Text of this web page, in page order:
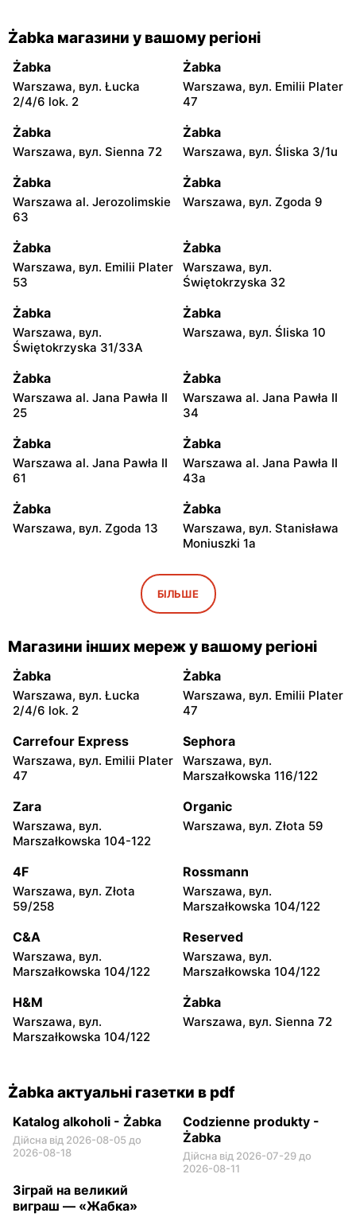
Żabka магазини у вашому регіоні
Żabka
Warszawa, вул. Łucka
2/4/6 lok. 2
Żabka
Warszawa, вул. Emilii Plater
47
Żabka
Warszawa, вул. Sienna 72
Żabka
Warszawa, вул. Śliska 3/1u
Żabka
Warszawa al. Jerozolimskie
63
Żabka
Warszawa, вул. Zgoda 9
Żabka
Warszawa, вул. Emilii Plater
53
Żabka
Warszawa, вул.
Świętokrzyska 32
Żabka
Warszawa, вул.
Świętokrzyska 31/33A
Żabka
Warszawa, вул. Śliska 10
Żabka
Warszawa al. Jana Pawła II
25
Żabka
Warszawa al. Jana Pawła II
34
Żabka
Warszawa al. Jana Pawła II
61
Żabka
Warszawa al. Jana Pawła II
43a
Żabka
Warszawa, вул. Zgoda 13
Żabka
Warszawa, вул. Stanisława
Moniuszki 1a
Świętokrzyska 0 Stacja
Żabka
Warszawa, вул.
Grzybowska 5
Żabka
Łódź, вул. Żurawia 14
Żabka
Warszawa, вул. Żurawia 18
Żabka
35
Żabka
104
Żabka
Grzybowska 2
Żabka
Żabka
Chałubińskiego 8
Żabka
73
Żabka
Grzybowska 4
Żabka
41/43
Żabka Żabka
Żabka
Warszawa, вул. Prosta 2/14
Żabka
БІЛЬШЕ
Магазини інших мереж у вашому регіоні
Żabka
Warszawa, вул. Łucka
2/4/6 lok. 2
Żabka
Warszawa, вул. Emilii Plater
47
Carrefour Express
Warszawa, вул. Emilii Plater
47
Sephora
Warszawa, вул.
Marszałkowska 116/122
Zara
Warszawa, вул.
Marszałkowska 104-122
Organic
Warszawa, вул. Złota 59
4F
Warszawa, вул. Złota
59/258
Rossmann
Warszawa, вул.
Marszałkowska 104/122
C&A
Warszawa, вул.
Marszałkowska 104/122
Reserved
Warszawa, вул.
Marszałkowska 104/122
H&M
Warszawa, вул.
Marszałkowska 104/122
Żabka
Warszawa, вул. Sienna 72
Żabka актуальні газетки в pdf
Katalog alkoholi - Żabka
Дійсна від 2026-08-05 до
2026-08-18
Codzienne produkty -
Żabka
Дійсна від 2026-07-29 до
2026-08-11
Зіграй на великий
виграш — «Жабка»